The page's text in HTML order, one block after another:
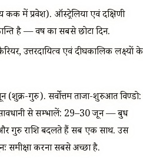
कर्क में प्रवेश). ऑस्ट्रेलिया एवं दक्षिणी
है — वर्ष का सबसे छोटा दिन.
उत्तरदायित्व एवं दीर्घकालिक लक्ष्यों के
(शुक्र-गुरु). सर्वोत्तम ताजा-शुरुआत विण्डो:
से सम्भालें: 29–30 जून — बुध
और गुरु राशि बदलते हैं सब एक साथ. उस
समीक्षा करना सबसे अच्छा है.